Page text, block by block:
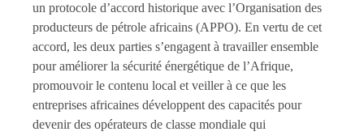
un protocole d’accord historique avec l’Organisation des
producteurs de pétrole africains (APPO). En vertu de cet
accord, les deux parties s’engagent à travailler ensemble
pour améliorer la sécurité énergétique de l’Afrique,
promouvoir le contenu local et veiller à ce que les
entreprises africaines développent des capacités pour
devenir des opérateurs de classe mondiale qui